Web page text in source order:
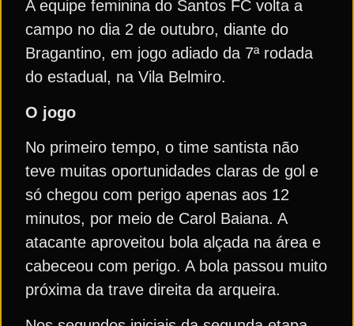
A equipe feminina do Santos FC volta a
campo no dia 2 de outubro, diante do
Bragantino, em jogo adiado da 7ª rodada
do estadual, na Vila Belmiro.
O jogo
No primeiro tempo, o time santista não
teve muitas oportunidades claras de gol e
só chegou com perigo apenas aos 12
minutos, por meio de Carol Baiana. A
atacante aproveitou bola alçada na área e
cabeceou com perigo. A bola passou muito
próxima da trave direita da arqueira.